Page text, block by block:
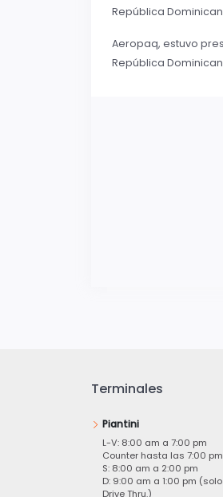
República
Aeropaq, estuvo
República
Terminales
Piantini
L-V: 8:00 am a 7:00 pm
Counter hasta las 7:00 pm
S: 8:00 am a 2:00 pm
D: 9:00 am a 1:00 pm (solo
Drive Thru.)